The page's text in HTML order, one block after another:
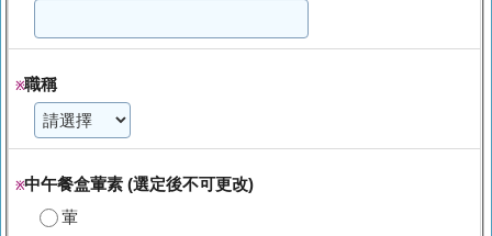
※職稱
※中午餐盒葷素 (選定後不可更改)
葷